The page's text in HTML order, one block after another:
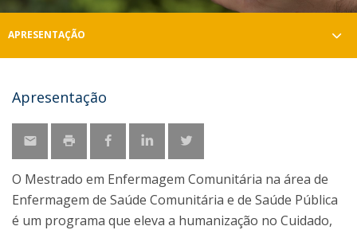
APRESENTAÇÃO
Apresentação
O Mestrado em Enfermagem Comunitária na área de
Enfermagem de Saúde Comunitária e de Saúde Pública
é um programa que eleva a humanização no Cuidado,